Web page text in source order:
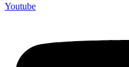
Youtube